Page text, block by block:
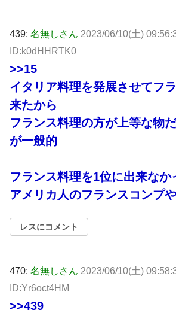
439: 名無しさん 2023/06/10(土)
ID:k0dHHRTK0
>>15
イタリア料理を発展させてフ
来たから
フランス料理の方が上等な物
が一般的
フランス料理を1位に出来なか
アメリカ人のフランスコンプ
レスにコメント
470: 名無しさん 2023/06/10(土)
ID:Yr6oct4HM
>>439